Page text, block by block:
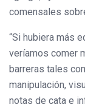
comensales
“Si hubiera más
veríamos comer
barreras tales
manipulación,
notas de cata e